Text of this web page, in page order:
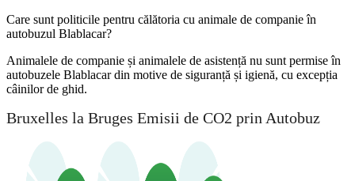
Care sunt politicile pentru călătoria cu animale de companie în
autobuzul Blablacar?
Animalele de companie și animalele de asistență nu sunt permise în
autobuzele Blablacar din motive de siguranță și igienă, cu excepția
câinilor de ghid.
Bruxelles la Bruges Emisii de CO2 prin Autobuz